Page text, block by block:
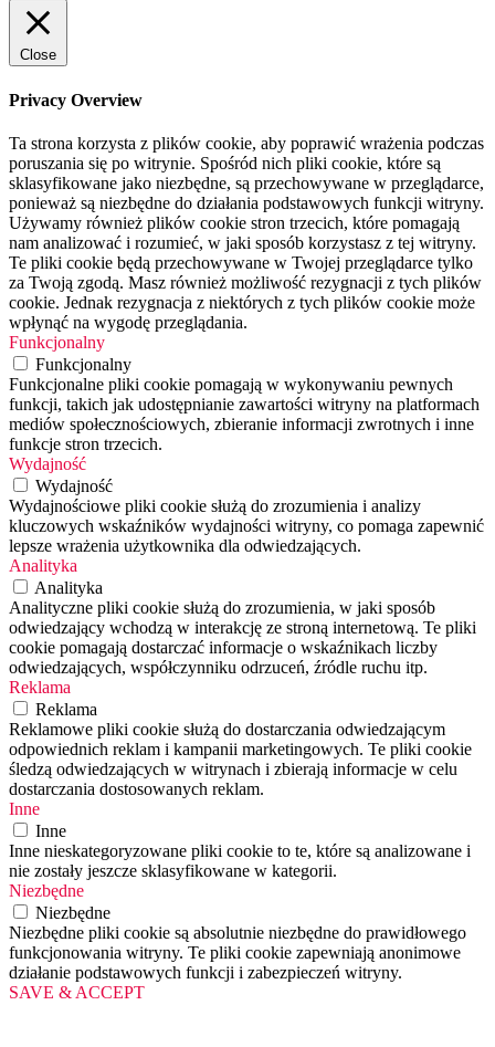
Close
Privacy Overview
Ta strona korzysta z plików cookie, aby poprawić wrażenia podczas
poruszania się po witrynie. Spośród nich pliki cookie, które są
sklasyfikowane jako niezbędne, są przechowywane w przeglądarce,
ponieważ są niezbędne do działania podstawowych funkcji witryny.
Używamy również plików cookie stron trzecich, które pomagają
nam analizować i rozumieć, w jaki sposób korzystasz z tej witryny.
Te pliki cookie będą przechowywane w Twojej przeglądarce tylko
za Twoją zgodą. Masz również możliwość rezygnacji z tych plików
cookie. Jednak rezygnacja z niektórych z tych plików cookie może
wpłynąć na wygodę przeglądania.
Funkcjonalny
Funkcjonalny
Funkcjonalne pliki cookie pomagają w wykonywaniu pewnych
funkcji, takich jak udostępnianie zawartości witryny na platformach
mediów społecznościowych, zbieranie informacji zwrotnych i inne
funkcje stron trzecich.
Wydajność
Wydajność
Wydajnościowe pliki cookie służą do zrozumienia i analizy
kluczowych wskaźników wydajności witryny, co pomaga zapewnić
lepsze wrażenia użytkownika dla odwiedzających.
Analityka
Analityka
Analityczne pliki cookie służą do zrozumienia, w jaki sposób
odwiedzający wchodzą w interakcję ze stroną internetową. Te pliki
cookie pomagają dostarczać informacje o wskaźnikach liczby
odwiedzających, współczynniku odrzuceń, źródle ruchu itp.
Reklama
Reklama
Reklamowe pliki cookie służą do dostarczania odwiedzającym
odpowiednich reklam i kampanii marketingowych. Te pliki cookie
śledzą odwiedzających w witrynach i zbierają informacje w celu
dostarczania dostosowanych reklam.
Inne
Inne
Inne nieskategoryzowane pliki cookie to te, które są analizowane i
nie zostały jeszcze sklasyfikowane w kategorii.
Niezbędne
Niezbędne
Niezbędne pliki cookie są absolutnie niezbędne do prawidłowego
funkcjonowania witryny. Te pliki cookie zapewniają anonimowe
działanie podstawowych funkcji i zabezpieczeń witryny.
SAVE & ACCEPT